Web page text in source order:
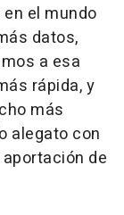
el mundo
datos,
a esa
rápida, y
más
alegato con
de